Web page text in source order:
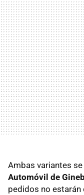
Ambas variantes
Automóvil de
pedidos no